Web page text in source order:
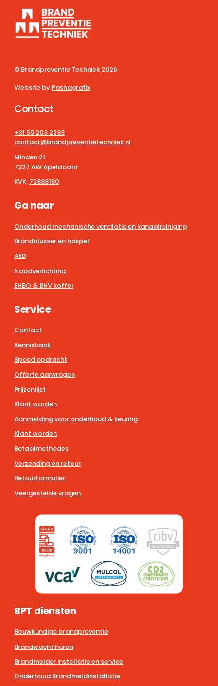
© Brandpreventie Techniek 2026
Website by Pashagrafix
Contact
+31 55 203 2293
contact@brandpreventietechniek.nl
Minden 21
7327 AW Apeldoorn
KVK: 72888180
Ga naar
Onderhoud mechanische ventilatie en kanaalreiniging
Brandblusser en haspel
AED
Noodverlichting
EHBO & BHV koffer
Service
Contact
Kennisbank
Spoed opdracht
Offerte aanvragen
Prijzenlijst
Klant worden
Aanmelding voor onderhoud & keuring
Klant worden
Betaalmethodes
Verzending en retour
Retourformulier
Veelgestelde vragen
BPT diensten
Bouwkundige brandpreventie
Brandwacht huren
Brandmelder installatie en service
Onderhoud Brandmeldinstallatie